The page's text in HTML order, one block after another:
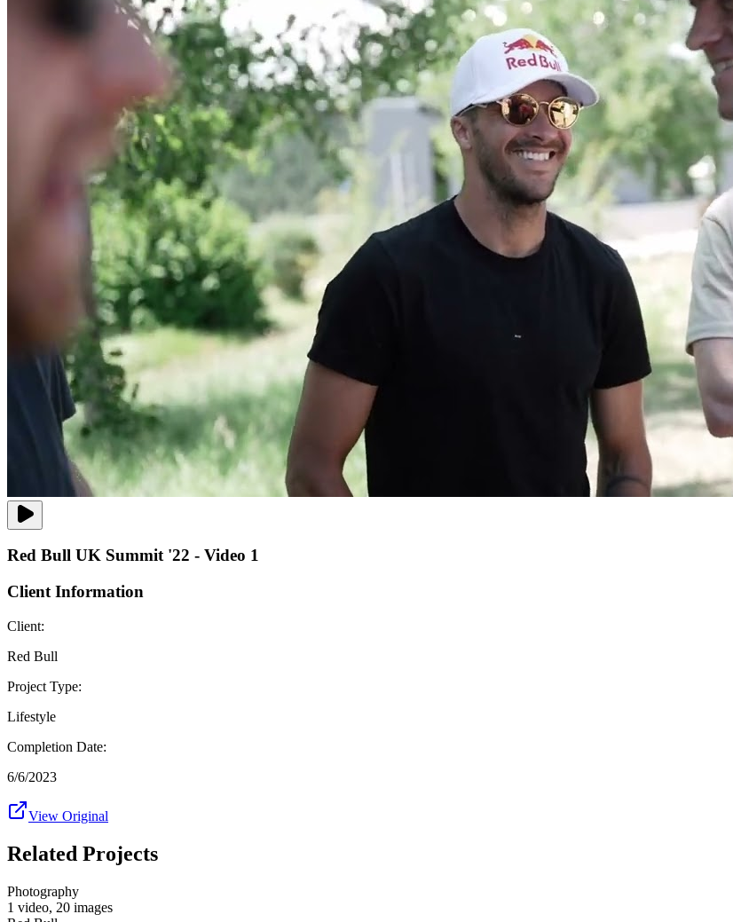
Red Bull UK Summit '22 - Video 1
Client Information
Client:
Red Bull
Project Type:
Lifestyle
Completion Date:
6/6/2023
View Original
Related Projects
Photography
1 video, 20 images